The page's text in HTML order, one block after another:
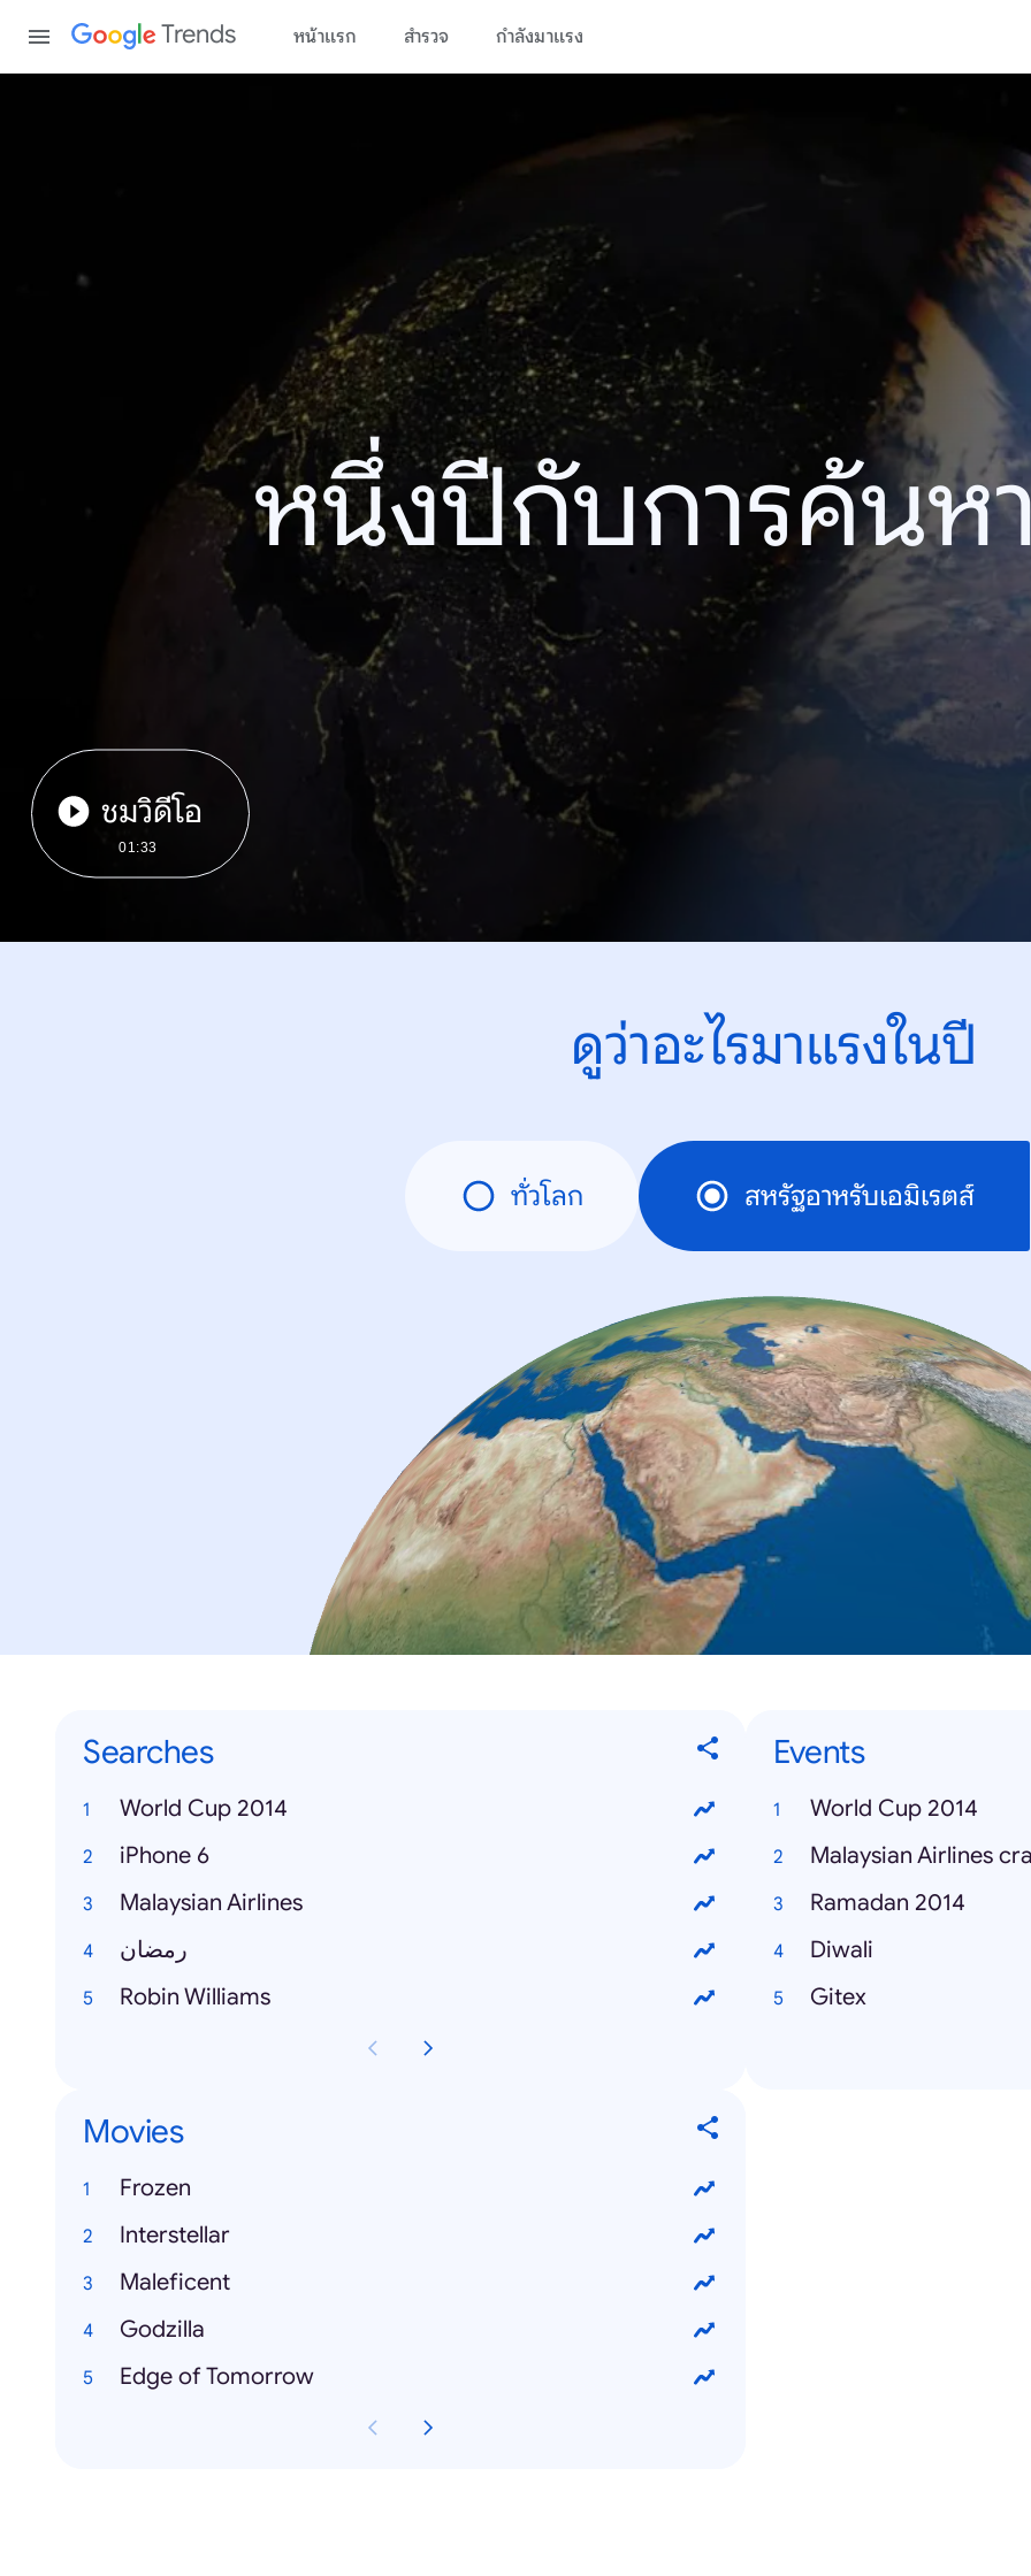
Trends หน้าแรก สำรวจ กำลังมาแรง
หนึ่งปีกับการค้นห
ชมวิดีโอ
01:33
ดูว่าอะไรมาแรงในปี
ทั่วโลก สหรัฐอาหรับเอมิเรตส์
Searches
World Cup 2014
iPhone 6
Malaysian Airlines
رمضان
Robin Williams
Events
World Cup 2014
Malaysian Airlines
Ramadan 2014
Diwali
Gitex
Movies
Frozen
Interstellar
Maleficent
Godzilla
Edge of Tomorrow